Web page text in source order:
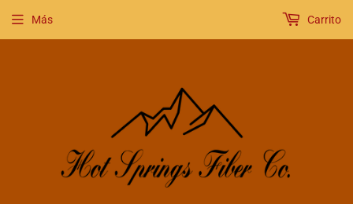
Más Carrito